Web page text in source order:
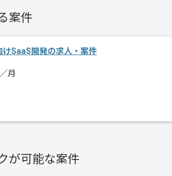
-XCTest
-Espresso
案件
けSaaS開発の求人・案件
月
が可能な案件